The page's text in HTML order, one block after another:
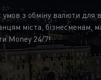
з обміну валюти для
міста, бізнесменам,
Money 24/7!